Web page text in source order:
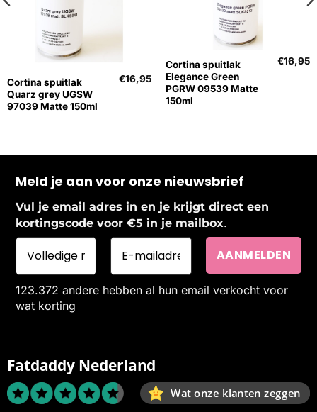
Uitverkocht
Cortina spuitlak
Quarz grey UGSW
97039 Matte 150ml
€16,95
Cortina spuitlak
Elegance Green
PGRW 09539 Matte
150ml
€16,95
Meld je aan voor onze nieuwsbrief
Vul je email adres in en je krijgt direct een
kortingscode voor €5 in je mailbox.
123.372 andere hebben al hun email verkocht voor
wat korting
Fatdaddy Nederland
Wat onze klanten zeggen